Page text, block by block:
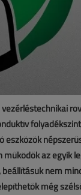
eszközök
az egyik
nem
még